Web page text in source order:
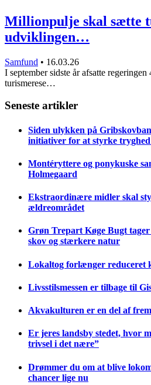
Millionpulje skal sætte
udviklingen…
Samfund • 16.03.26
I september sidste år afsatte
turismerese…
Seneste artikler
Siden ulykken på
initiativer for at styrke
Montéryttere og ponykuske
Holmegaard
Ekstraordinære midler skal
ældreområdet
Grøn Trepart Køge Bugt
skov og stærkere natur
Lokaltog forlænger reduceret
Livsstilsmessen er tilbage til
Akvakulturen er en del af
Er jeres landsby stedet, hvor
trivsel i det nære”
Drømmer du om at blive
chancer lige nu